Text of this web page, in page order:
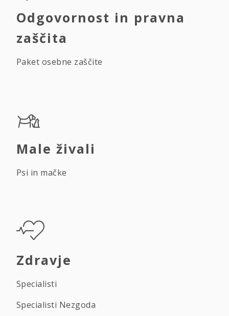
Odgovornost in pravna
zaščita
Paket osebne zaščite
Male živali
Psi in mačke
Zdravje
Specialisti
Specialisti Nezgoda